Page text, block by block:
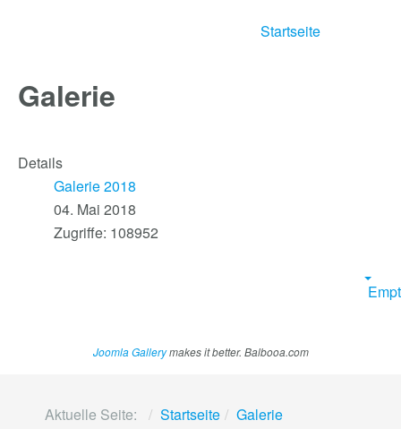
Startseite
Galerie
Details
Galerie 2018
04. Mai 2018
Zugriffe: 108952
Joomla Gallerymakes it better. Balbooa.com
Aktuelle Seite: Startseite
Galerie